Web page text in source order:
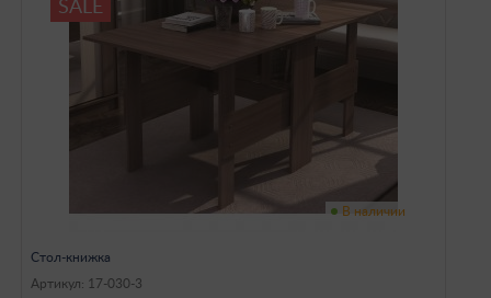
SALE
В наличии
Стол-книжка
Артикул: 17-030-3